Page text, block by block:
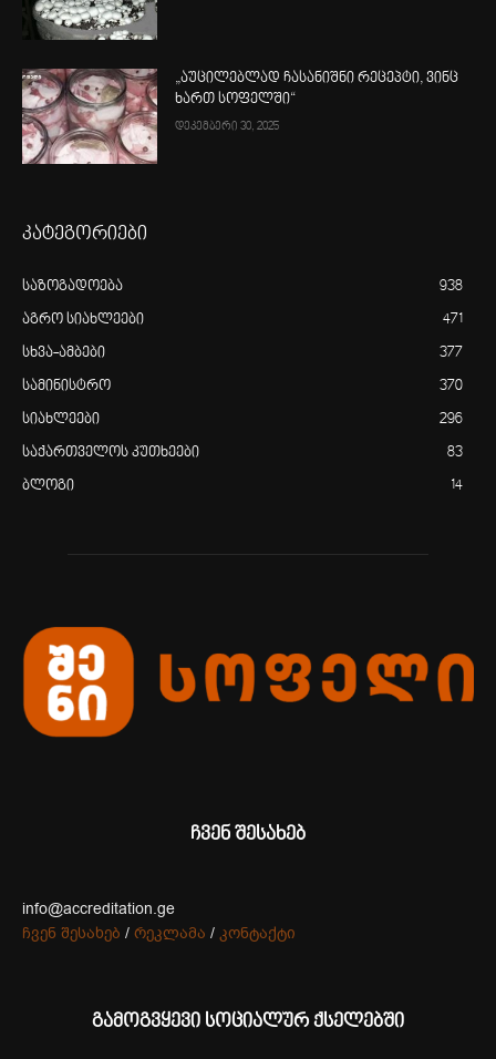
„აუცილებლად ჩასანიშნი რეცეპტი, ვინც
ხართ სოფელში“
დეკემბერი 30, 2025
კატეგორიები
საზოგადოება 938
აგრო სიახლეები 471
სხვა-ამბები 377
სამინისტრო 370
სიახლეები 296
საქართველოს კუთხეები 83
ბლოგი 14
ჩვენ შესახებ
info@accreditation.ge
ჩვენ შესახებ / რეკლამა / კონტაქტი
გამოგვყევი სოციალურ ქსელებში